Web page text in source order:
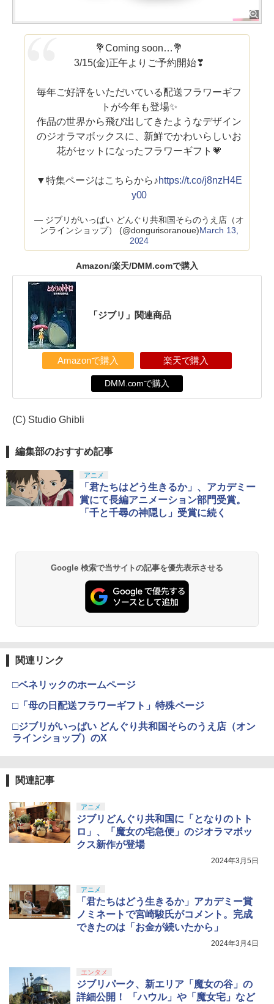
💐Coming soon…💐
3/15(金)正午よりご予約開始❣
毎年ご好評をいただいている配送フラワーギフ
トが今年も登場✨
作品の世界から飛び出してきたようなデザイン
のジオラマボックスに、新鮮でかわいらしいお
花がセットになったフラワーギフト💗
▼特集ページはこちらから♪https://t.co/j8nzH4E
y00
— ジブリがいっぱい どんぐり共和国そらのうえ店（オ
ンラインショップ） (@dongurisoranoue)March 13,
2024
Amazon/楽天/DMM.comで購入
「ジブリ」関連商品
Amazonで購入 楽天で購入
DMM.comで購入
(C) Studio Ghibli
編集部のおすすめ記事
アニメ
「君たちはどう生きるか」、アカデミー
賞にて長編アニメーション部門受賞。
「千と千尋の神隠し」受賞に続く
Google 検索で当サイトの記事を優先表示させる
関連リンク
□ベネリックのホームページ
□「母の日配送フラワーギフト」特殊ページ
□ジブリがいっぱい どんぐり共和国そらのうえ店（オン
ラインショップ）のX
関連記事
アニメ
ジブリどんぐり共和国に「となりのトト
ロ」、「魔女の宅急便」のジオラマボッ
クス新作が登場
2024年3月5日
アニメ
「君たちはどう生きるか」アカデミー賞
ノミネートで宮崎駿氏がコメント。完成
できたのは「お金が続いたから」
2024年3月4日
エンタメ
ジブリパーク、新エリア「魔女の谷」の
詳細公開！ 「ハウル」や「魔女宅」など